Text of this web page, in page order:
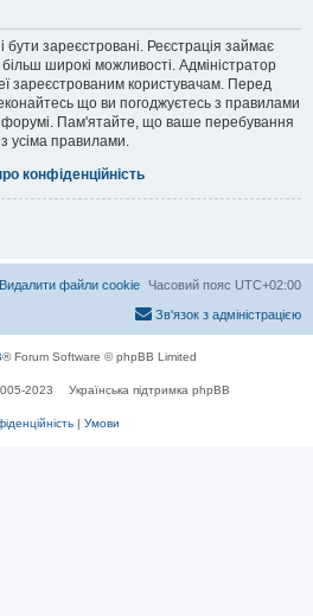
зареєстровані. Реєстрація займає
широкі можливості. Адміністратор
зареєстрованим користувачам. Перед
що ви погоджуєтесь з правилами
форумі. Пам'ятайте, що ваше перебування
усіма правилами.
конфіденційність
Часовий пояс UTC+02:00
Видалити файли cookie
Зв'язок з адміністрацією
® Forum Software © phpBB Limited
2023 Українська підтримка phpBB
| Умови